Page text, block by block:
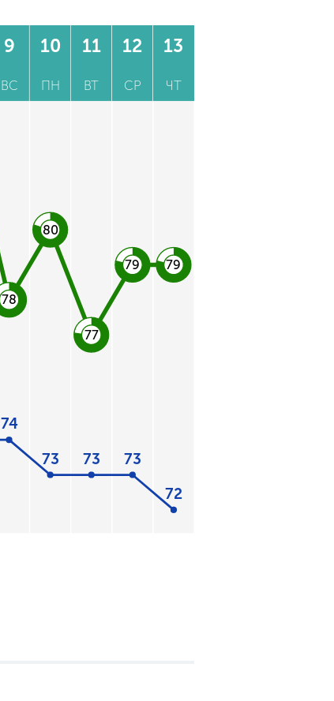
9
ВС
10
ПН
11
ВТ
12
СР
13
ЧТ
74
73 73 73
72
78
80
77
79 79